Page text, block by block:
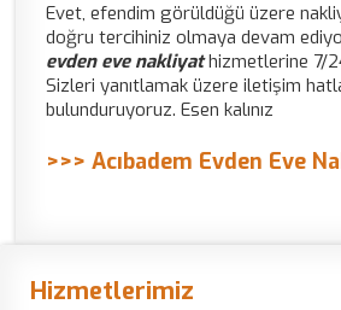
Evet, efendim görüldüğü üzere
doğru tercihiniz olmaya devam
evden eve nakliyathizmetlerine 7/
Sizleri yanıtlamak üzere iletişim
bulunduruyoruz. Esen kalınız
>>> Acıbadem Evden Eve
Hizmetlerimiz